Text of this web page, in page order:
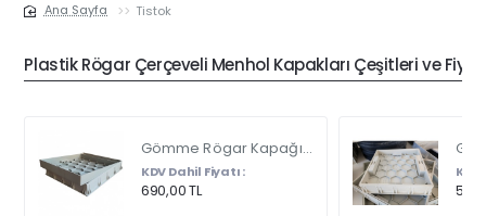
Tistok
Plastik Rögar Çerçeveli Menhol Kapakları Çeşitleri ve
Gömme Rögar Kapağı - Seramik - Fayans Ve Mermer Zeminlerde - Gizli Çerçeve Kapak Çift Kulplu 45 X 45
KDV Dahil Fiyatı :
690,00 TL
KDV